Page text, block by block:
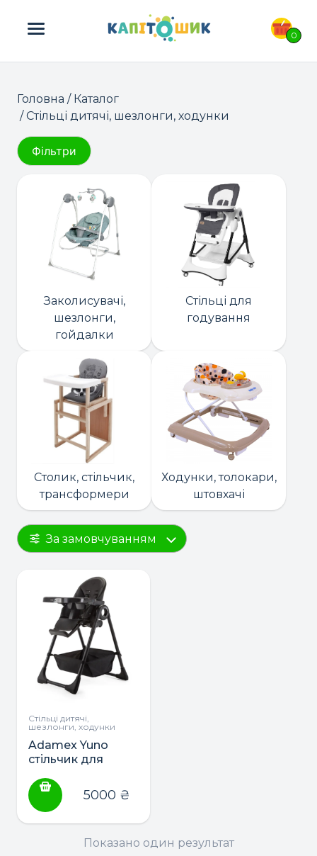
0
ПОШУК ТОВАРІВ:
Головна / Каталог
/ Стільці дитячі, шезлонги, ходунки
Фільтри
Заколисувачі,
шезлонги,
гойдалки
Стільці для
годування
Столик, стільчик,
трансформери
Ходунки, толокари,
штовхачі
За замовчуванням
Стільці дитячі,
шезлонги, ходунки
Adamex Yuno
стільчик для
5000 ₴
Показано один результат